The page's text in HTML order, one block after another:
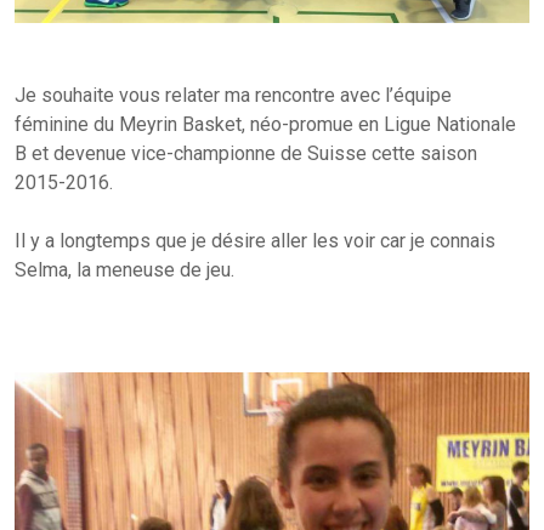
Je souhaite vous relater ma rencontre avec l’équipe
féminine du Meyrin Basket, néo-promue en Ligue Nationale
B et devenue vice-championne de Suisse cette saison
2015-2016.
Il y a longtemps que je désire aller les voir car je connais
Selma, la meneuse de jeu.